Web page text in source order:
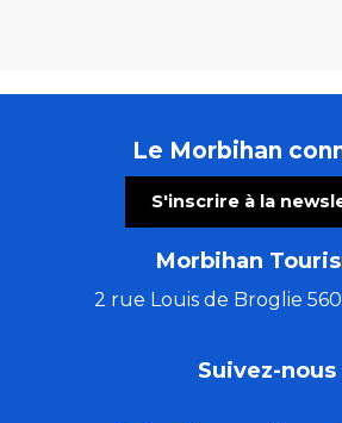
Le Morbihan
S'inscrire à la
Morbihan
2 rue Louis de Broglie
Suivez-nous